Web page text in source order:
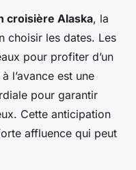
croisière Alaska, la
choisir les dates. Les
pour profiter d’un
l’avance est une
pour garantir
Cette anticipation
affluence qui peut